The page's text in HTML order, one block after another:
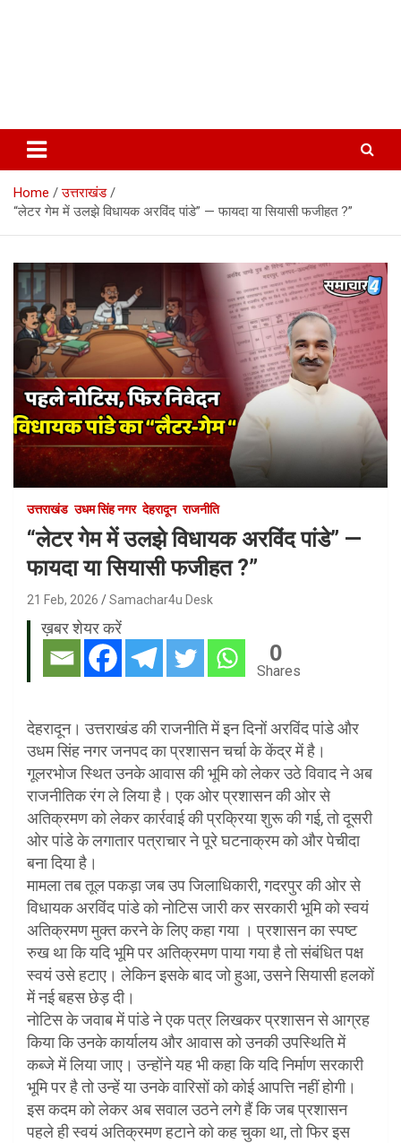
Home
उत्तराखंड
“लेटर गेम में उलझे विधायक अरविंद पांडे” — फायदा या सियासी फजीहत ?”
उत्तराखंड उधम सिंह नगर देहरादून राजनीति
“लेटर गेम में उलझे विधायक अरविंद पांडे” —
फायदा या सियासी फजीहत ?”
21 Feb, 2026 Samachar4u Desk
ख़बर शेयर करें
0
Shares
देहरादून। उत्तराखंड की राजनीति में इन दिनों अरविंद पांडे और
उधम सिंह नगर जनपद का प्रशासन चर्चा के केंद्र में है।
गूलरभोज स्थित उनके आवास की भूमि को लेकर उठे विवाद ने अब
राजनीतिक रंग ले लिया है। एक ओर प्रशासन की ओर से
अतिक्रमण को लेकर कार्रवाई की प्रक्रिया शुरू की गई, तो दूसरी
ओर पांडे के लगातार पत्राचार ने पूरे घटनाक्रम को और पेचीदा
बना दिया है।
मामला तब तूल पकड़ा जब उप जिलाधिकारी, गदरपुर की ओर से
विधायक अरविंद पांडे को नोटिस जारी कर सरकारी भूमि को स्वयं
अतिक्रमण मुक्त करने के लिए कहा गया । प्रशासन का स्पष्ट
रुख था कि यदि भूमि पर अतिक्रमण पाया गया है तो संबंधित पक्ष
स्वयं उसे हटाए। लेकिन इसके बाद जो हुआ, उसने सियासी हलकों
में नई बहस छेड़ दी।
नोटिस के जवाब में पांडे ने एक पत्र लिखकर प्रशासन से आग्रह
किया कि उनके कार्यालय और आवास को उनकी उपस्थिति में
कब्जे में लिया जाए। उन्होंने यह भी कहा कि यदि निर्माण सरकारी
भूमि पर है तो उन्हें या उनके वारिसों को कोई आपत्ति नहीं होगी।
इस कदम को लेकर अब सवाल उठने लगे हैं कि जब प्रशासन
पहले ही स्वयं अतिक्रमण हटाने को कह चुका था, तो फिर इस